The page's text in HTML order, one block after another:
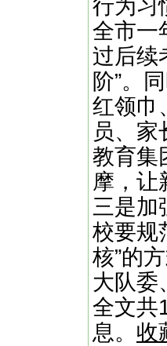
行为习
全市一
过后续
阶”。
红领巾
员、
教育集
摩，让
三是加
校要规
核”的
大队
全文共
息。 收